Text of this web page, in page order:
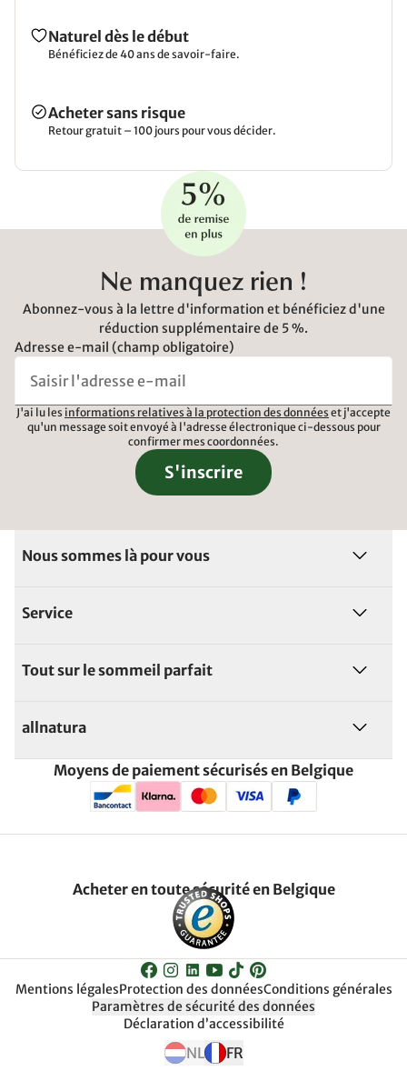
Naturel dès le début
Bénéficiez de 40 ans de savoir-faire.
Acheter sans risque
Retour gratuit – 100 jours pour vous décider.
Ne manquez rien !
Abonnez-vous à la lettre d'information et bénéficiez d'une
réduction supplémentaire de 5 %.
Adresse e-mail (champ obligatoire)
J'ai lu les informations relatives à la protection des données et j'accepte
qu'un message soit envoyé à l'adresse électronique ci-dessous pour
confirmer mes coordonnées.
S'inscrire
Nous sommes là pour vous
Service
Tout sur le sommeil parfait
allnatura
Moyens de paiement sécurisés en Belgique
Acheter en toute sécurité en Belgique
Mentions légalesProtection des donnéesConditions générales
Paramètres de sécurité des données
Déclaration d’accessibilité
NL FR